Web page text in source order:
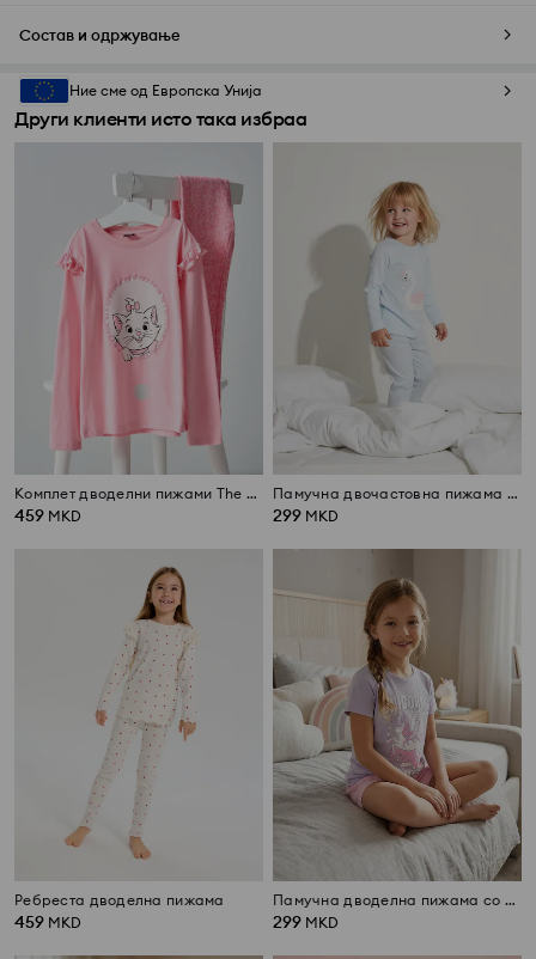
Состав и одржување
Ние сме од Европска Унија
Други клиенти исто така избраа
Комплет дводелни пижами The Aristocats
459 MKD
Памучна двочастовна пижама со принт
299 MKD
Ребреста дводелна пижама
459 MKD
Памучна дводелна пижама со принт на еднорог
299 MKD